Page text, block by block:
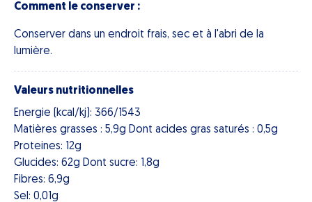
Comment le conserver :
Conserver dans un endroit frais, sec et à l'abri de la
lumière.
Valeurs nutritionnelles
Energie (kcal/kj): 366/1543
Matières grasses : 5,9g Dont acides gras saturés : 0,5g
Proteines: 12g
Glucides: 62g Dont sucre: 1,8g
Fibres: 6,9g
Sel: 0,01g